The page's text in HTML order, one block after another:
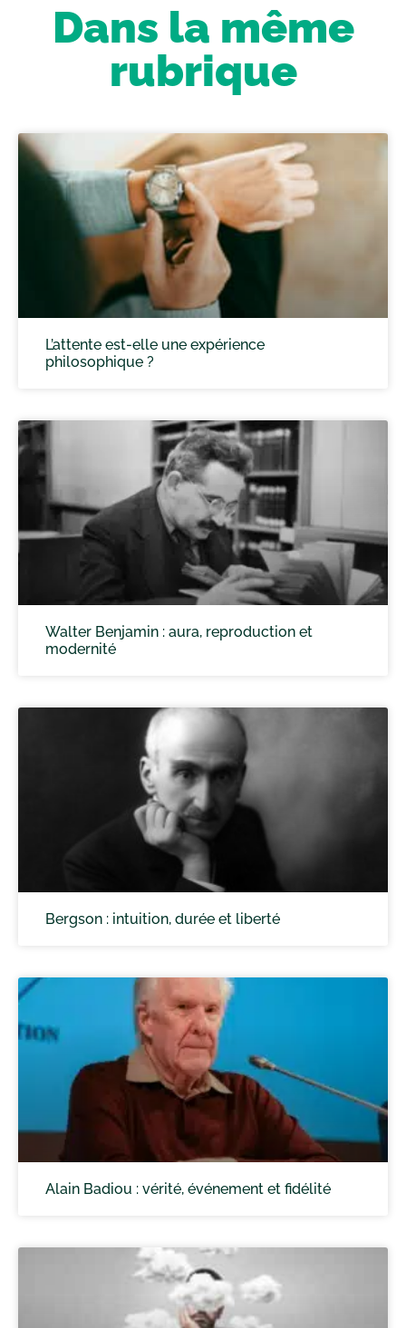
Dans la même
rubrique
L’attente est-elle une expérience
philosophique ?
Walter Benjamin : aura, reproduction et
modernité
Bergson : intuition, durée et liberté
Alain Badiou : vérité, événement et fidélité